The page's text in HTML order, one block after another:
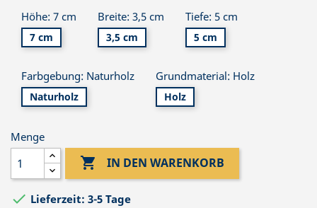
Höhe: 7 cm
7 cm
Breite: 3,5 cm
3,5 cm
Tiefe: 5 cm
5 cm
Farbgebung: Naturholz
Naturholz
Grundmaterial: Holz
Holz
Menge
 IN DEN WARENKORB
 Lieferzeit: 3-5 Tage